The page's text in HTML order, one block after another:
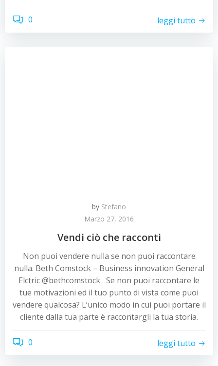
0 leggi tutto
by Stefano
Marzo 27, 2016
Vendi ciò che racconti
Non puoi vendere nulla se non puoi raccontare
nulla. Beth Comstock – Business innovation General
Elctric @bethcomstock Se non puoi raccontare le
tue motivazioni ed il tuo punto di vista come puoi
vendere qualcosa? L’unico modo in cui puoi portare il
cliente dalla tua parte è raccontargli la tua storia.
0 leggi tutto